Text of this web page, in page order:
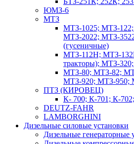
ЮМЗ-6
МТЗ
МТЗ-1025; МТЗ-
МТЗ-2022; МТЗ-
(гусеничные)
МТЗ-112Н; МТЗ-
тракторы); МТЗ-
МТЗ-80; МТЗ-82;
МТЗ-920; МТЗ-950;
ПТЗ (КИРОВЕЦ)
К- 700; К-701; К-
DEUTZ-FAHR
LAMBORGHINI
Дизельные силовые установки
Дизельные генераторные